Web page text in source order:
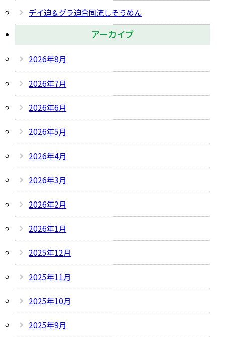
デイ迫＆グラ迫合同流しそうめん
アーカイブ
2026年8月
2026年7月
2026年6月
2026年5月
2026年4月
2026年3月
2026年2月
2026年1月
2025年12月
2025年11月
2025年10月
2025年9月